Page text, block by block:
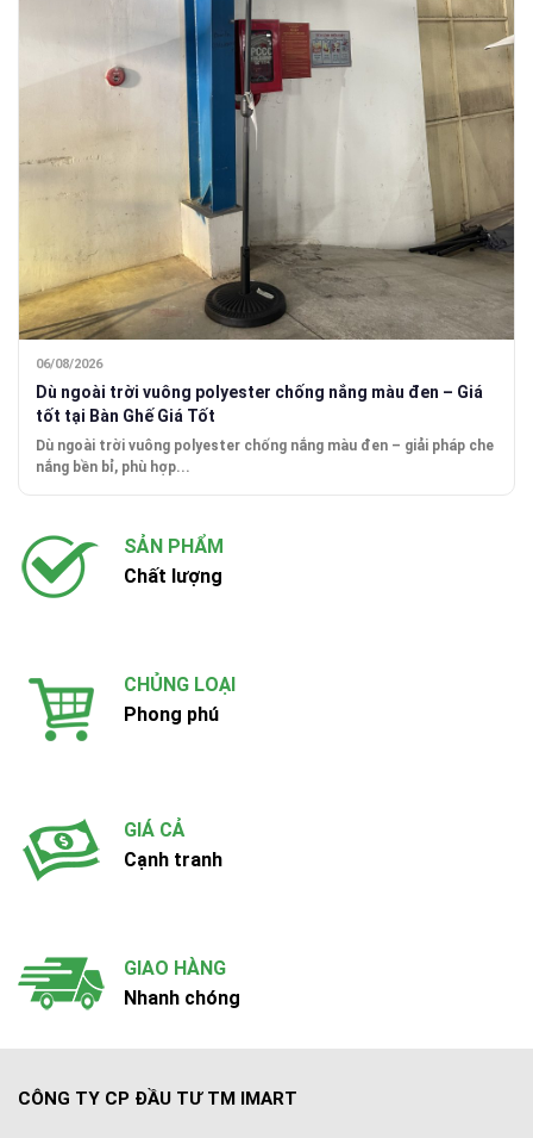
06/08/2026
Dù ngoài trời vuông polyester chống nắng màu đen – Giá
tốt tại Bàn Ghế Giá Tốt
Dù ngoài trời vuông polyester chống nắng màu đen – giải pháp che
nắng bền bỉ, phù hợp...
SẢN PHẨM
Chất lượng
CHỦNG LOẠI
Phong phú
GIÁ CẢ
Cạnh tranh
GIAO HÀNG
Nhanh chóng
CÔNG TY CP ĐẦU TƯ TM IMART